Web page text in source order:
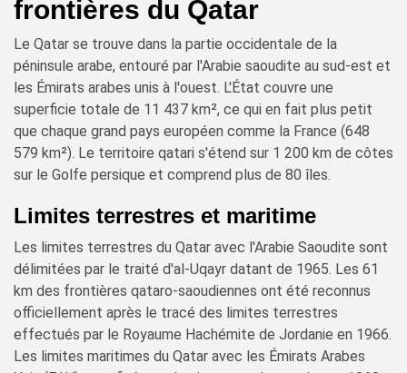
frontières du Qatar
Le Qatar se trouve dans la partie occidentale de la
péninsule arabe, entouré par l'Arabie saoudite au sud-est et
les Émirats arabes unis à l'ouest. L'État couvre une
superficie totale de 11 437 km², ce qui en fait plus petit
que chaque grand pays européen comme la France (648
579 km²). Le territoire qatari s'étend sur 1 200 km de côtes
sur le Golfe persique et comprend plus de 80 îles.
Limites terrestres et maritime
Les limites terrestres du Qatar avec l'Arabie Saoudite sont
délimitées par le traité d'al-Uqayr datant de 1965. Les 61
km des frontières qataro-saoudiennes ont été reconnus
officiellement après le tracé des limites terrestres
effectués par le Royaume Hachémite de Jordanie en 1966.
Les limites maritimes du Qatar avec les Émirats Arabes